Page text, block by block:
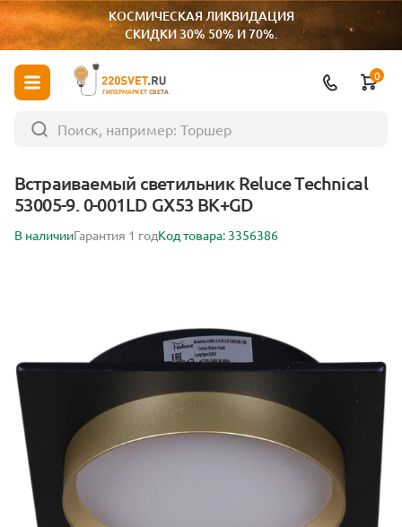
КОСМИЧЕСКАЯ ЛИКВИДАЦИЯ
СКИДКИ 30% 50% И 70%.
ГИПЕРМАРКЕТ СВЕТА
0
Встраиваемый светильник Reluce Technical
53005-9. 0-001LD GX53 BK+GD
В наличииГарантия 1 годКод товара: 3356386